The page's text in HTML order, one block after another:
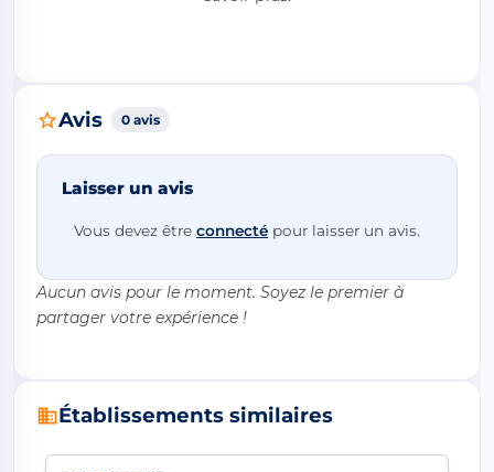
Avis 0 avis
Laisser un avis
Vous devez être connecté pour laisser un avis.
Aucun avis pour le moment. Soyez le premier à
partager votre expérience !
Établissements similaires